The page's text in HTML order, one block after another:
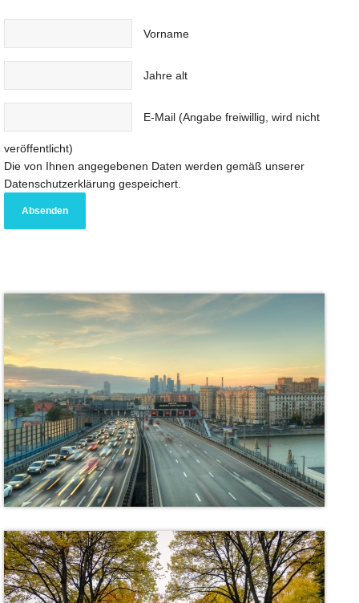
Vorname
Jahre alt
E-Mail (Angabe freiwillig, wird nicht
veröffentlicht)
Die von Ihnen angegebenen Daten werden gemäß unserer
Datenschutzerklärung gespeichert.